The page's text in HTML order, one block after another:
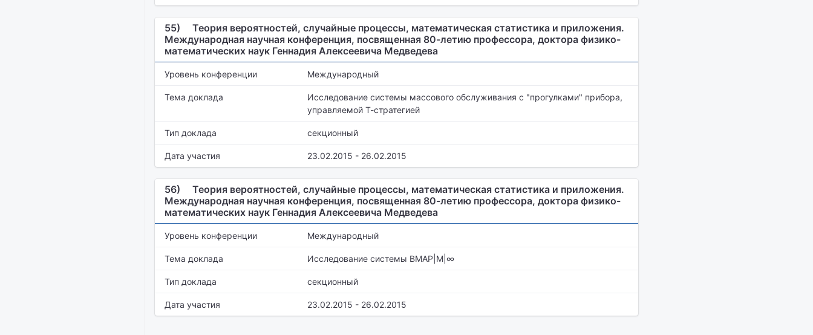
55)
Теория вероятностей, случайные процессы, математическая статистика и приложения.
Международная научная конференция, посвященная 80-летию профессора, доктора физико-
математических наук Геннадия Алексеевича Медведева
Уровень конференции Международный
Тема доклада
Исследование системы массового обслуживания с "прогулками" прибора,
управляемой Т-стратегией
Тип доклада секционный
Дата участия 23.02.2015 - 26.02.2015
56)
Теория вероятностей, случайные процессы, математическая статистика и приложения.
Международная научная конференция, посвященная 80-летию профессора, доктора физико-
математических наук Геннадия Алексеевича Медведева
Уровень конференции Международный
Тема доклада Исследование системы BMAP|M|∞
Тип доклада секционный
Дата участия 23.02.2015 - 26.02.2015